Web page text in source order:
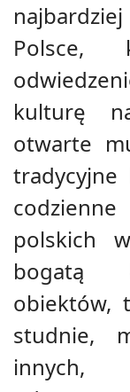
Polsce,
kulturę
otwarte
polskich
bogatą
obiektów,
studnie,
innych,